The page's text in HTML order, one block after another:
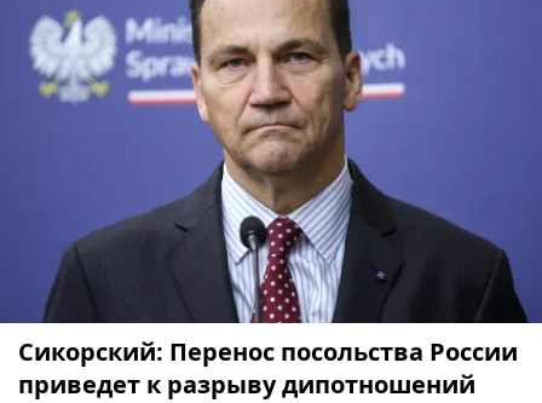
Сикорский: Перенос посольства России
приведет к разрыву дипотношений